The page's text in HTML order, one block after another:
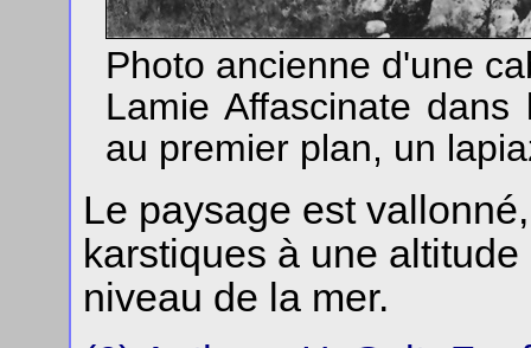
Photo ancienne d'une
Lamie Affascinate
au premier plan, un
Le paysage est
karstiques à une
niveau de la mer.